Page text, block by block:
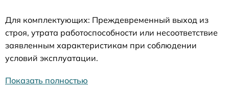
Для комплектующих: Преждевременный выход из
строя, утрата работоспособности или несоответствие
заявленным характеристикам при соблюдении
условий эксплуатации.
Показать полностью